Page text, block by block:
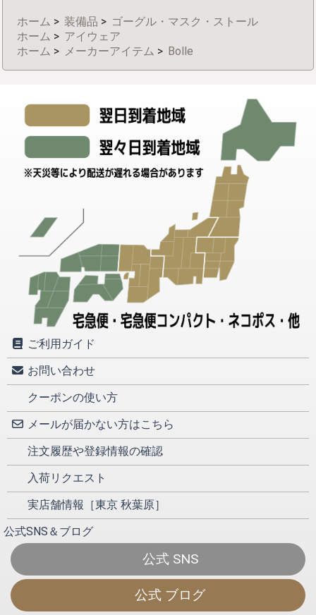
ホーム > 装備品 > ゴーグル・マスク・ストール
ホーム > アイウェア
ホーム > メーカーアイテム > Bolle
ご利用ガイド
お問い合わせ
クーポンの使い方
メールが届かない方はこちら
注文履歴や登録情報の確認
入荷リクエスト
実店舗情報［東京 秋葉原］
公式SNS＆ブログ
公式 SNS
公式 ブログ